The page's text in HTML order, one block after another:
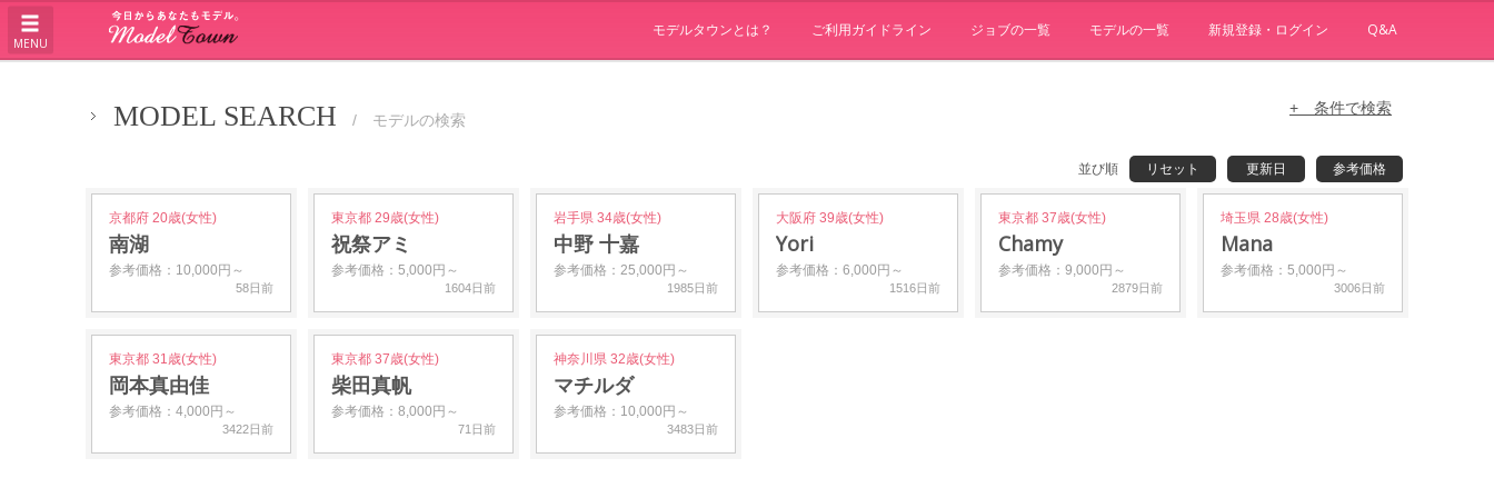
MENU
モデルタウンとは？ ご利用ガイドライン ジョブの一覧 モデルの一覧 新規登録・ログイン Q&A
MODEL SEARCH / モデルの検索
+ 条件で検索
並び順 リセット 更新日 参考価格
京都府 20歳(女性)
南湖
参考価格：10,000円～
58日前
東京都 29歳(女性)
祝祭アミ
参考価格：5,000円～
1604日前
岩手県 34歳(女性)
中野 十嘉
参考価格：25,000円～
1985日前
大阪府 39歳(女性)
Yori
参考価格：6,000円～
1516日前
東京都 37歳(女性)
Chamy
参考価格：9,000円～
2879日前
埼玉県 28歳(女性)
Mana
参考価格：5,000円～
3006日前
東京都 31歳(女性)
岡本真由佳
参考価格：4,000円～
3422日前
東京都 37歳(女性)
柴田真帆
参考価格：8,000円～
71日前
神奈川県 32歳(女性)
マチルダ
参考価格：10,000円～
3483日前